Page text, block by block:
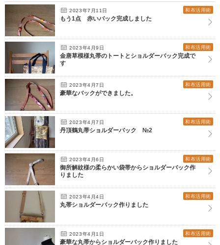
2023年7月11日 和布活用術
もう1点 赤いバック完成しました
2023年4月9日 和布活用術
金唐草模様丸帯のトートとショルダーバック完成で
す
2023年4月7日 和布活用術
豪華なバックができました。
2023年4月7日 和布活用術
丹頂鶴丸帯ショルダーバック №2
2023年4月6日 和布活用術
御所解紋様の柔らかい袋帯からショルダーバック作
りました
2023年4月4日 和布活用術
丸帯ショルダーバック作りました
2023年4月1日 和布活用術
豪華な丸帯からショルダーバック作りました